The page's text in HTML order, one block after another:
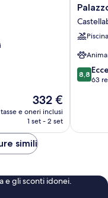
Il
prezzo
attuale
332 €
332 €
tasse e oneri inclusi
1 set - 2 set
Palazzo
Piscina
8.8
su
8,8
63
simili
e gli sconti idonei.